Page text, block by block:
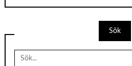
Sök
Search
for: